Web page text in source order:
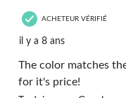
ACHETEUR VÉRIFIÉ
il y a 8 ans
The color matches
for it's price!